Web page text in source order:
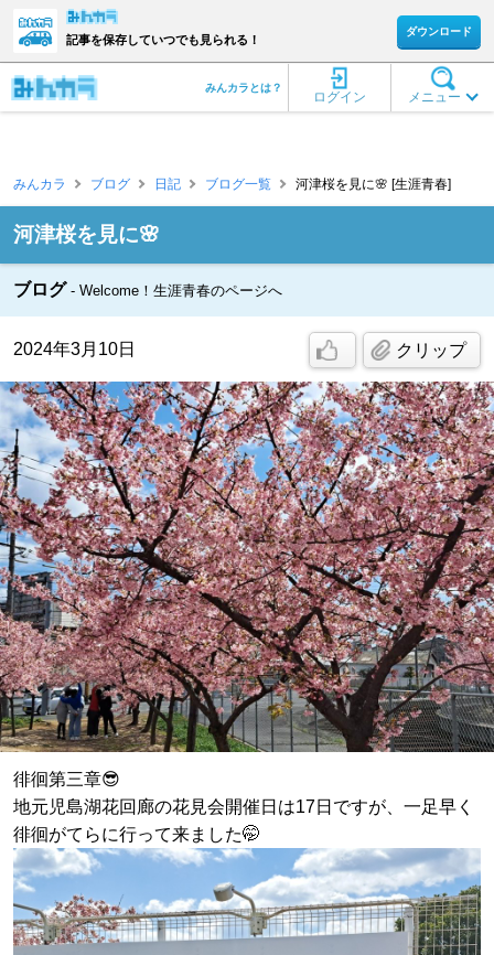
記事を保存していつでも見られる！
ダウンロード
メニュー
ログイン
みんカラとは？
みんカラ ブログ 日記 ブログ一覧 河津桜を見に🌸 [生涯青春]
河津桜を見に🌸
ブログ Welcome！生涯青春のページへ
2024年3月10日 クリップ
徘徊第三章😎
地元児島湖花回廊の花見会開催日は17日ですが、一足早く
徘徊がてらに行って来ました🤭